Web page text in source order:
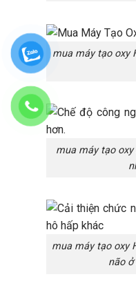
mua máy tạo oxy
mua máy tạo
mua máy tạo oxy
não